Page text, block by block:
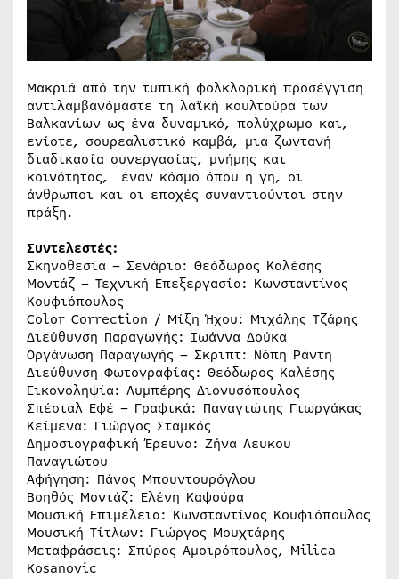
Μακριά από την τυπική φολκλορική προσέγγιση
αντιλαμβανόμαστε τη λαϊκή κουλτούρα των
Βαλκανίων ως ένα δυναμικό, πολύχρωμο και,
ενίοτε, σουρεαλιστικό καμβά, μια ζωντανή
διαδικασία συνεργασίας, μνήμης και
κοινότητας, έναν κόσμο όπου η γη, οι
άνθρωποι και οι εποχές συναντιούνται στην
πράξη.
Συντελεστές:
Σκηνοθεσία – Σενάριο: Θεόδωρος Καλέσης
Μοντάζ – Τεχνική Επεξεργασία: Κωνσταντίνος
Κουφιόπουλος
Color Correction / Μίξη Ήχου: Μιχάλης Τζάρης
Διεύθυνση Παραγωγής: Ιωάννα Δούκα
Οργάνωση Παραγωγής – Σκριπτ: Νόπη Ράντη
Διεύθυνση Φωτογραφίας: Θεόδωρος Καλέσης
Εικονοληψία: Λυμπέρης Διονυσόπουλος
Σπέσιαλ Εφέ – Γραφικά: Παναγιώτης Γιωργάκας
Κείμενα: Γιώργος Σταμκός
Δημοσιογραφική Έρευνα: Ζήνα Λευκου
Παναγιώτου
Αφήγηση: Πάνος Μπουντουρόγλου
Βοηθός Μοντάζ: Ελένη Καψούρα
Μουσική Επιμέλεια: Κωνσταντίνος Κουφιόπουλος
Μουσική Τίτλων: Γιώργος Μουχτάρης
Μεταφράσεις: Σπύρος Αμοιρόπουλος, Milica
Kosanovic